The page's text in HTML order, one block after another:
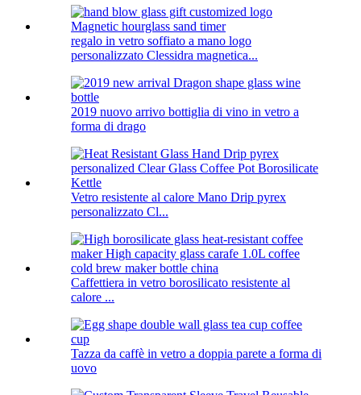
regalo in vetro soffiato a mano logo
personalizzato Clessidra magnetica...
2019 nuovo arrivo bottiglia di vino in vetro a
forma di drago
Vetro resistente al calore Mano Drip pyrex
personalizzato Cl...
Caffettiera in vetro borosilicato resistente al
calore ...
Tazza da caffè in vetro a doppia parete a forma di
uovo